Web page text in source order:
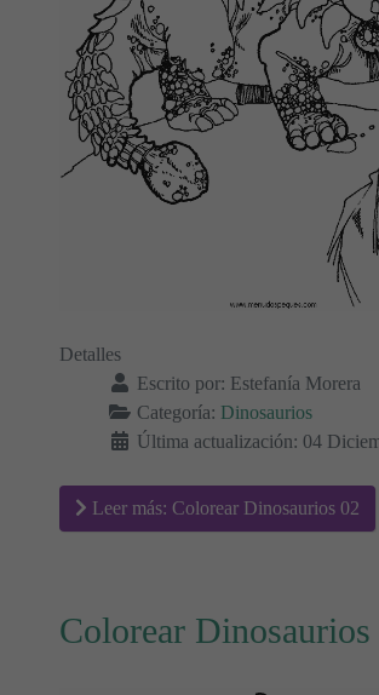
Detalles
Escrito por: Estefanía Morera
Categoría: Dinosaurios
Última actualización: 04
Leer más: Colorear Dinosaurios 02
Colorear Dinosaurios